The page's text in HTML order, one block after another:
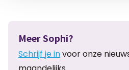
Meer Sophi?
Schrijf je invoor onze